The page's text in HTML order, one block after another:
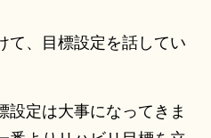
て、目標設定を話してい
設定は大事になってきま